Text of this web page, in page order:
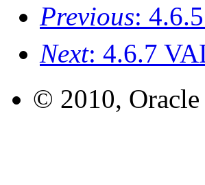
Previous:
Next: 4.6.7
© 2010,